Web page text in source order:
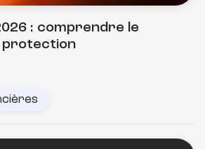
: comprendre le
protection